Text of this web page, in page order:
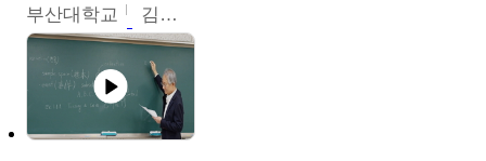
부산대학교 김충락